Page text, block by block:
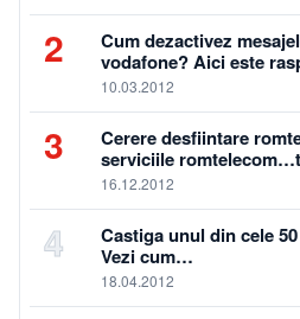
2
Cum dezactivez
vodafone? Aici este
10.03.2012
3
Cerere desfiintare
serviciile
16.12.2012
4
Castiga unul din cele
Vezi cum…
18.04.2012